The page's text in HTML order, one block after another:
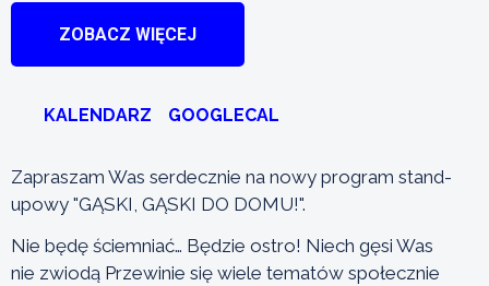
ZOBACZ WIĘCEJ
KALENDARZ GOOGLECAL
Zapraszam Was serdecznie na nowy program stand-
upowy "GĄSKI, GĄSKI DO DOMU!".
Nie będę ściemniać… Będzie ostro! Niech gęsi Was
nie zwiodą Przewinie się wiele tematów społecznie